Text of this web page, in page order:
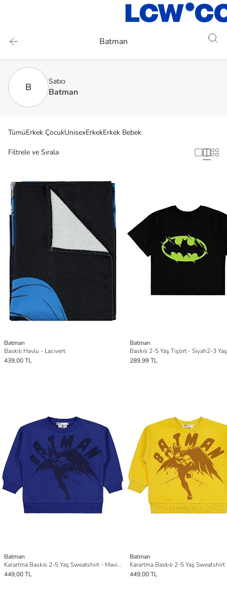
Batman
B Satıcı
Batman
TümüErkek ÇocukUnisexErkekErkek Bebek
Filtrele ve Sırala
Batman
Baskılı Havlu - Lacivert
439,00 TL
Batman
Baskılı 2-5 Yaş Tişört - Siyah2-3 Yaş
289,99 TL
Batman
Karartma Baskılı 2-5 Yaş Sweatshirt - Mavi 2-3 Yaş
449,00 TL
Batman
Karartma Baskılı 2-5 Yaş Sweatshirt
449,00 TL